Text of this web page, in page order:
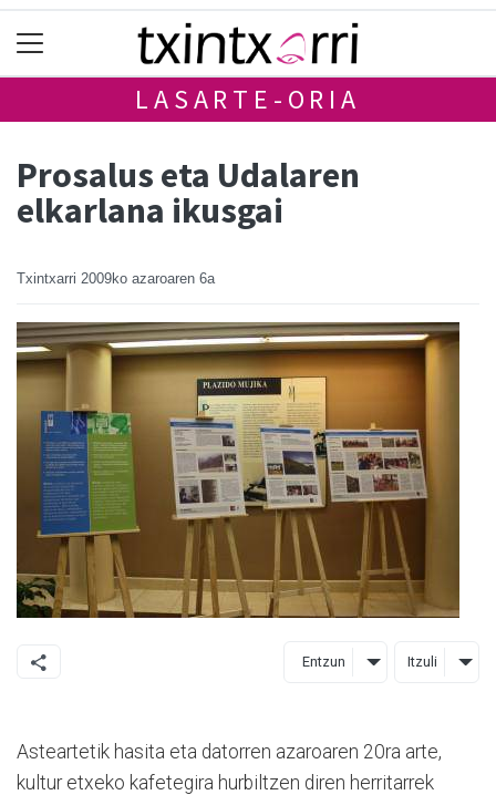
LASARTE-ORIA
Prosalus eta Udalaren
elkarlana ikusgai
Txintxarri 2009ko azaroaren 6a
Entzun Itzuli
Asteartetik hasita eta datorren azaroaren 20ra arte,
kultur etxeko kafetegira hurbiltzen diren herritarrek